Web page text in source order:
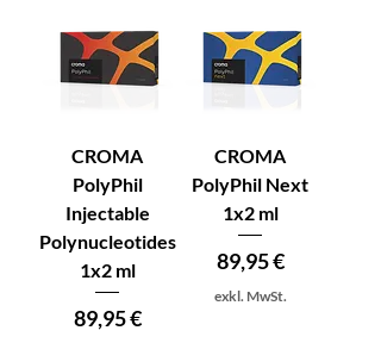
CROMA
PolyPhil
Injectable
Polynucleotides
1x2 ml
Preis
89,95 €
CROMA
PolyPhil Next
1x2 ml
Preis
89,95 €
exkl. MwSt.